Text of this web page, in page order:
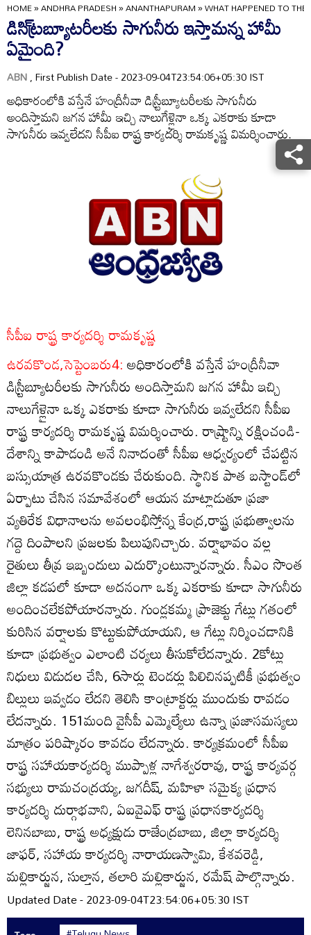
HOME»ANDHRA PRADESH»ANANTHAPURAM»WHAT HAPPENED TO
డిసి్ట్రబ్యూటరీలకు సాగునీరు ఇస్తామన్న హామీ
ఏమైంది?
ABN, First Publish Date - 2023-09-04T23:54:06+05:30 IST
అధికారంలోకి వస్తేనే హంద్రీనీవా డిస్ర్టీబ్యూటరీలకు సాగునీరు
అందిస్తామని జగన హామీ ఇచ్చి నాలుగేళ్లైనా ఒక్క ఎకరాకు కూడా
సాగునీరు ఇవ్వలేదని సీపీఐ రాష్ట్ర కార్యదర్శి రామకృష్ణ విమర్శించారు.
సీపీఐ రాష్ట్ర కార్యదర్శి రామకృష్ణ
ఉరవకొండ,సెప్టెంబరు4:అధికారంలోకి వస్తేనే హంద్రీనీవా
డిస్ర్టీబ్యూటరీలకు సాగునీరు అందిస్తామని జగన హామీ ఇచ్చి
నాలుగేళ్లైనా ఒక్క ఎకరాకు కూడా సాగునీరు ఇవ్వలేదని సీపీఐ
రాష్ట్ర కార్యదర్శి రామకృష్ణ విమర్శించారు. రాష్ర్టాన్ని రక్షించండి-
దేశాన్ని కాపాడండి అనే నినాదంతో సీపీఐ ఆధ్వర్యంలో చేపట్టిన
బస్సుయాత్ర ఉరవకొండకు చేరుకుంది. స్థానిక పాత బస్టాండ్‌లో
ఏర్పాటు చేసిన సమావేశంలో ఆయన మాట్లాడుతూ ప్రజా
వ్యతిరేక విధానాలను అవలంభిస్తోన్న కేంద్ర,రాష్ట్ర ప్రభుత్వాలను
గద్దె దింపాలని ప్రజలకు పిలుపునిచ్చారు. వర్షాభావం వల్ల
రైతులు తీవ్ర ఇబ్బందులు ఎదుర్కొంటున్నారన్నారు. సీఎం సొంత
జిల్లా కడపలో కూడా అదనంగా ఒక్క ఎకరాకు కూడా సాగునీరు
అందించలేకపోయారన్నారు. గుండ్లకమ్మ ప్రాజెక్టు గేట్లు గతంలో
కురిసిన వర్షాలకు కొట్టుకుపోయాయని, ఆ గేట్లు నిర్మించడానికి
కూడా ప్రభుత్వం ఎలాంటి చర్యలు తీసుకోలేదన్నారు. 2కోట్లు
నిధులు విడుదల చేసి, 6సార్లు టెండర్లు పిలిచినప్పటికీ ప్రభుత్వం
బిల్లులు ఇవ్వడం లేదని తెలిసి కాంట్రాక్టర్లు ముందుకు రావడం
లేదన్నారు. 151మంది వైసీపీ ఎమ్మెల్యేలు ఉన్నా ప్రజాసమస్యలు
మాత్రం పరిష్కారం కావడం లేదన్నారు. కార్యక్రమంలో సీపీఐ
రాష్ట్ర సహాయకార్యదర్శి ముప్పాళ్ల నాగేశ్వరరావు, రాష్ట్ర కార్యవర్గ
సభ్యులు రామచంద్రయ్య, జగదీష్‌, మహిళా సమైక్య ప్రధాన
కార్యదర్శి దుర్గాభవాని, ఏఐవైఎఫ్‌ రాష్ట్ర ప్రధానకార్యదర్శి
లెనినబాబు, రాష్ట్ర అధ్యక్షుడు రాజేంద్రబాబు, జిల్లా కార్యదర్శి
జాఫర్‌, సహాయ కార్యదర్శి నారాయణస్వామి, కేశవరెడ్డి,
మల్లికార్జున, సుల్తాన, తలారి మల్లికార్జున, రమేష్‌ పాల్గొన్నారు.
Updated Date - 2023-09-04T23:54:06+05:30 IST